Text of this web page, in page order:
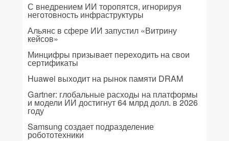
С внедрением ИИ торопятся, игнорируя
неготовность инфраструктуры
Альянс в сфере ИИ запустил «Витрину
кейсов»
Минцифры призывает переходить на свои
сертификаты
Huawei выходит на рынок памяти DRAM
Gartner: глобальные расходы на платформы
и модели ИИ достигнут 64 млрд долл. в 2026
году
Samsung создает подразделение
робототехники